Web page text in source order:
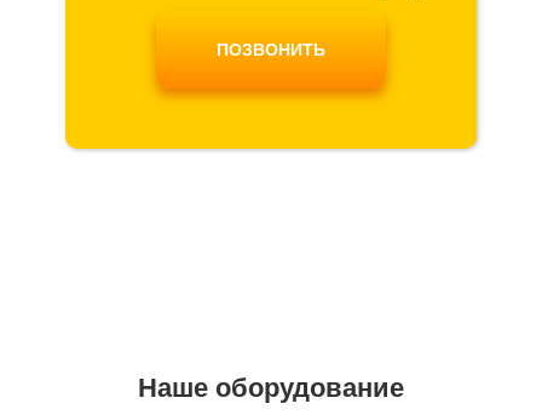
ПОЗВОНИТЬ
Наше оборудование